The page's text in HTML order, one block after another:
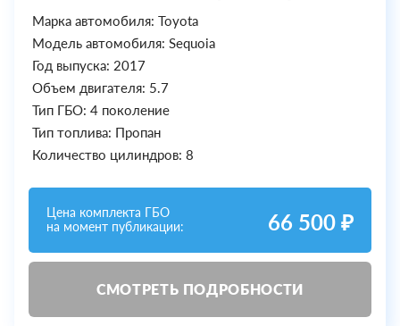
Марка автомобиля: Toyota
Модель автомобиля: Sequoia
Год выпуска: 2017
Объем двигателя: 5.7
Тип ГБО: 4 поколение
Тип топлива: Пропан
Количество цилиндров: 8
Цена комплекта ГБО
на момент публикации:
66 500 ₽
СМОТРЕТЬ ПОДРОБНОСТИ